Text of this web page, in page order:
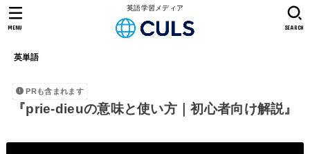
英語学習メディア
英単語
SEARCH
MENU
PRも含まれます
『prie-dieuの意味と使い方｜初心者向け解説』